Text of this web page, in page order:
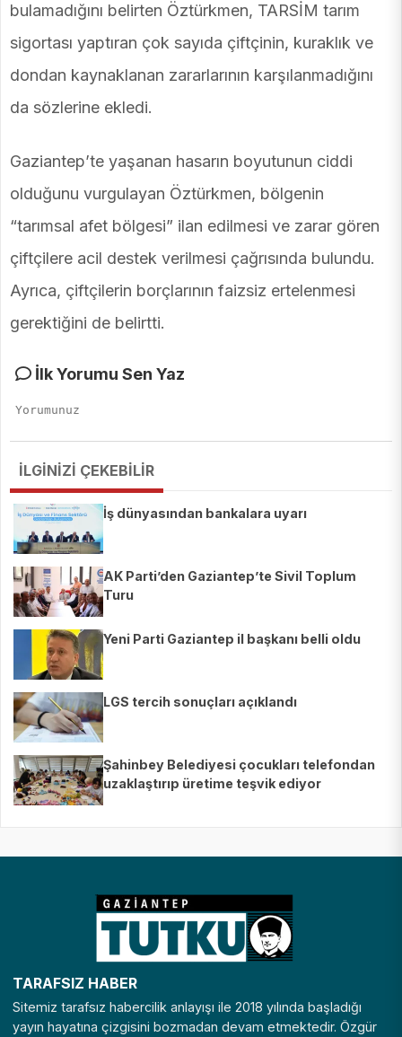
bulamadığını belirten Öztürkmen, TARSİM tarım
sigortası yaptıran çok sayıda çiftçinin, kuraklık ve
dondan kaynaklanan zararlarının karşılanmadığını
da sözlerine ekledi.
Gaziantep’te yaşanan hasarın boyutunun ciddi
olduğunu vurgulayan Öztürkmen, bölgenin
“tarımsal afet bölgesi” ilan edilmesi ve zarar gören
çiftçilere acil destek verilmesi çağrısında bulundu.
Ayrıca, çiftçilerin borçlarının faizsiz ertelenmesi
gerektiğini de belirtti.
İlk Yorumu Sen Yaz
İLGİNİZİ ÇEKEBİLİR
İş dünyasından bankalara uyarı
AK Parti’den Gaziantep’te Sivil Toplum
Turu
Yeni Parti Gaziantep il başkanı belli oldu
LGS tercih sonuçları açıklandı
Şahinbey Belediyesi çocukları telefondan
uzaklaştırıp üretime teşvik ediyor
TARAFSIZ HABER
Sitemiz tarafsız habercilik anlayışı ile 2018 yılında başladığı
yayın hayatına çizgisini bozmadan devam etmektedir. Özgür